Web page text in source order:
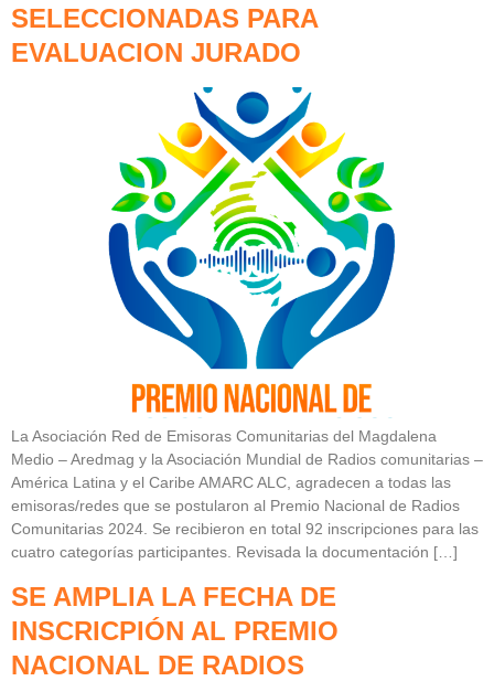
SELECCIONADAS PARA
EVALUACION JURADO
La Asociación Red de Emisoras Comunitarias del Magdalena
Medio – Aredmag y la Asociación Mundial de Radios comunitarias –
América Latina y el Caribe AMARC ALC, agradecen a todas las
emisoras/redes que se postularon al Premio Nacional de Radios
Comunitarias 2024. Se recibieron en total 92 inscripciones para las
cuatro categorías participantes. Revisada la documentación […]
SE AMPLIA LA FECHA DE
INSCRICPIÓN AL PREMIO
NACIONAL DE RADIOS